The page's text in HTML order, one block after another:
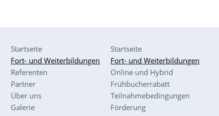
Startseite
Fort- und Weiterbildungen
Referenten
Partner
Über uns
Galerie
Startseite
Fort- und Weiterbildungen
Online und Hybrid
Frühbucherrabatt
Teilnahmebedingungen
Förderung